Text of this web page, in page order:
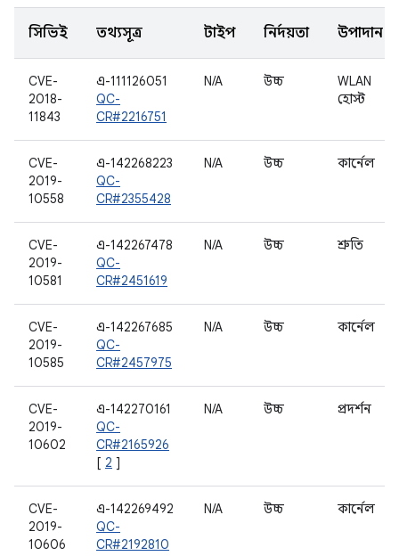
সিভিই তথ্যসূত্র টাইপ নির্দয়তা উপাদান
CVE-
2018-
11843
এ-111126051
QC-
CR#2216751
N/A উচ্চ
WLAN
হোস্ট
CVE-
2019-
10558
এ-142268223
QC-
CR#2355428
N/A উচ্চ কার্নেল
CVE-
2019-
10581
এ-142267478
QC-
CR#2451619
N/A উচ্চ শ্রুতি
CVE-
2019-
10585
এ-142267685
QC-
CR#2457975
N/A উচ্চ কার্নেল
CVE-
2019-
10602
এ-142270161
QC-
CR#2165926
[ 2 ]
N/A উচ্চ প্রদর্শন
CVE-
2019-
10606
এ-142269492
QC-
CR#2192810
N/A উচ্চ কার্নেল